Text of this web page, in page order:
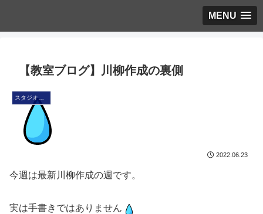
MENU
【教室ブログ】川柳作成の裏側
スタジオ・ブログ
2022.06.23
今週は最新川柳作成の週です。
実は手書きではありません